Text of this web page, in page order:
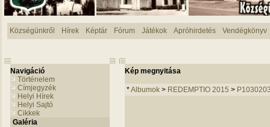
Községünkről Hírek Képtár Fórum Játékok Apróhirdetés Vendégkönyv
Navigáció
Történelem
Címjegyzék
Helyi Hírek
Helyi Sajtó
Cikkek
Galéria
Kép megnyitása
*Albumok > REDEMPTIO 2015 >